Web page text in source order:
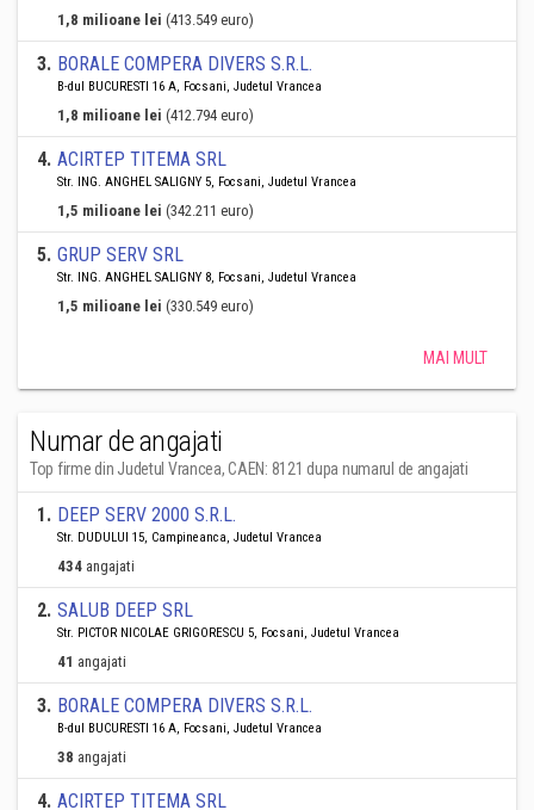
1,8 milioane lei (413.549 euro)
3. BORALE COMPERA DIVERS S.R.L.
B-dul BUCURESTI 16 A, Focsani, Judetul Vrancea
1,8 milioane lei (412.794 euro)
4. ACIRTEP TITEMA SRL
Str. ING. ANGHEL SALIGNY 5, Focsani, Judetul Vrancea
1,5 milioane lei (342.211 euro)
5. GRUP SERV SRL
Str. ING. ANGHEL SALIGNY 8, Focsani, Judetul Vrancea
1,5 milioane lei (330.549 euro)
MAI MULT
Numar de angajati
Top firme din Judetul Vrancea, CAEN: 8121 dupa numarul de angajati
1. DEEP SERV 2000 S.R.L.
Str. DUDULUI 15, Campineanca, Judetul Vrancea
434 angajati
2. SALUB DEEP SRL
Str. PICTOR NICOLAE GRIGORESCU 5, Focsani, Judetul Vrancea
41 angajati
3. BORALE COMPERA DIVERS S.R.L.
B-dul BUCURESTI 16 A, Focsani, Judetul Vrancea
38 angajati
4. ACIRTEP TITEMA SRL